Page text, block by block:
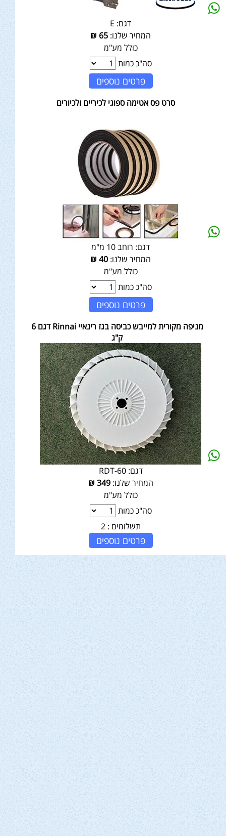
דגם: E
המחיר שלנו: 65
₪
כולל מע"מ
סה"כ כמות
פרטים נוספים
סרט פס אטימה ספוגי לכיריים ולכיורים
דגם: רוחב 10 מ"מ
המחיר שלנו: 40
₪
כולל מע"מ
סה"כ כמות
פרטים נוספים
מניפה מקורית למייבש כביסה בגז רינאיי Rinnai דגם 6
ק"ג
דגם: RDT-60
המחיר שלנו:349
₪
כולל מע"מ
סה"כ כמות
תשלומים : 2
פרטים נוספים